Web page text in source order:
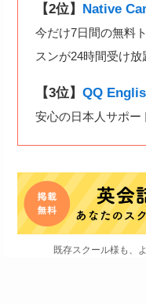
【2位】 Native
今だけ7日間の無料
スンが24時間受け放
【3位】 QQ
安心の日本人サポー
既存スクール様も、